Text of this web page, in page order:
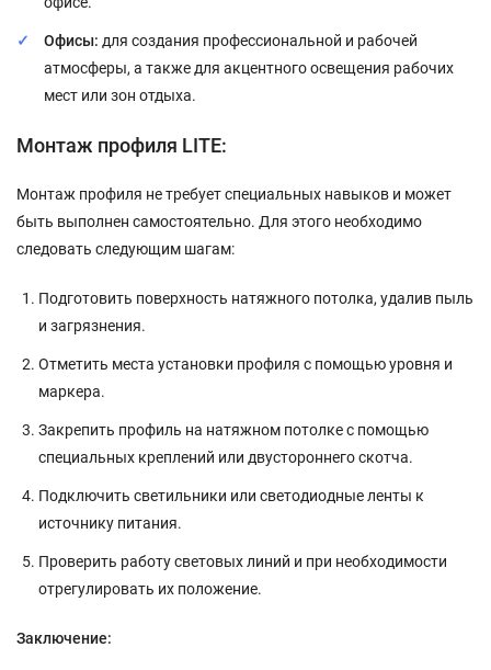
Офисы: для создания профессиональной и рабочей
атмосферы, а также для акцентного освещения рабочих
мест или зон отдыха.
Монтаж профиля LITE:
Монтаж профиля не требует специальных навыков и может
быть выполнен самостоятельно. Для этого необходимо
следовать следующим шагам:
Подготовить поверхность натяжного потолка, удалив пыль
и загрязнения.
Отметить места установки профиля с помощью уровня и
маркера.
Закрепить профиль на натяжном потолке с помощью
специальных креплений или двустороннего скотча.
Подключить светильники или светодиодные ленты к
источнику питания.
Проверить работу световых линий и при необходимости
отрегулировать их положение.
Заключение: